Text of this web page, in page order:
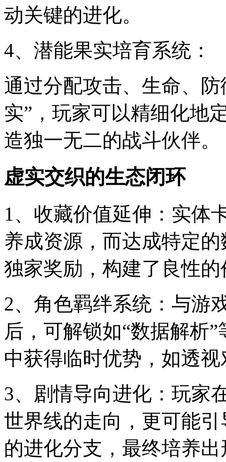
动关键的进化。
4、潜能果实培育系统：
通过分配攻击、生命、
实”，玩家可以精细化地
造独一无二的战斗伙伴。
虚实交织的生态闭环
1、收藏价值延伸：实体
养成资源，而达成特定
独家奖励，构建了良性
2、角色羁绊系统：与游
后，可解锁如“数据解析
中获得临时优势，如透
3、剧情导向进化：玩家
世界线的走向，更可能
的进化分支，最终培养